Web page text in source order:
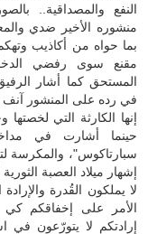
النفع والمصداقية..
بما حواه من أكاذيب
مقنع سوى رفضي
المستحق كما أشار
في رده على المنشور آنف
إنها الكارثة التي
حينما أشارت في
سبارتاكوس"، والمكرسة
لا يملكون القُدرة
الأمر على إخفاقكم كي
إرادتكم لا يتورّعون في